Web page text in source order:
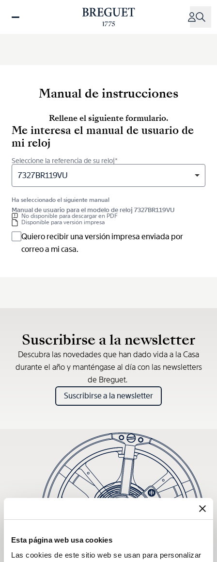
Esta página web usa cookies
Las cookies de este sitio web se usan para personalizar
Manual de instrucciones
Rellene el siguiente formulario.
Me interesa el manual de usuario de
mi reloj
Seleccione la referencia de su reloj*
7327BR119VU
Ha seleccionado el siguiente manual
Manual de usuario para el modelo de reloj 7327BR119VU
No disponible para descargar en PDF
Disponible para versión impresa
Quiero recibir una versión impresa enviada por
correo a mi casa.
Suscribirse a la newsletter
Descubra las novedades que han dado vida a la Casa
durante el año y manténgase al día con las newsletters
de Breguet.
Suscribirse a la newsletter